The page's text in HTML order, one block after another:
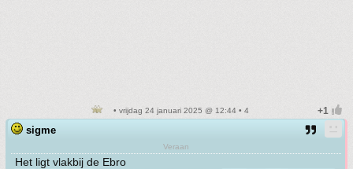
• vrijdag 24 januari 2025 @ 12:44 • 4
sigme
Veraan
Het ligt vlakbij de Ebro